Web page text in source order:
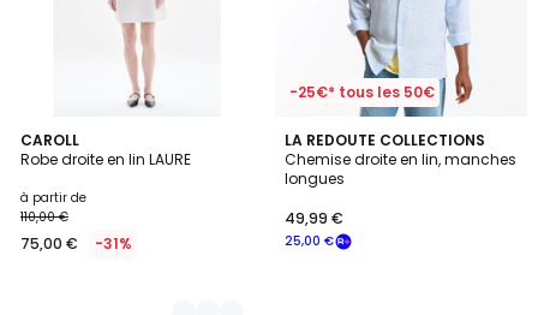
CAROLL
Robe droite en lin LAURE
à partir de
110,00 €
75,00 € -31%
3
Couleurs
-25€* tous les 50€
LA REDOUTE COLLECTIONS
Chemise droite en lin, manches
longues
25,00 €
49,99 €